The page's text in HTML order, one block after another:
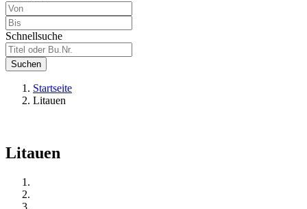
Schnellsuche
Suchen
Startseite
Litauen
Litauen